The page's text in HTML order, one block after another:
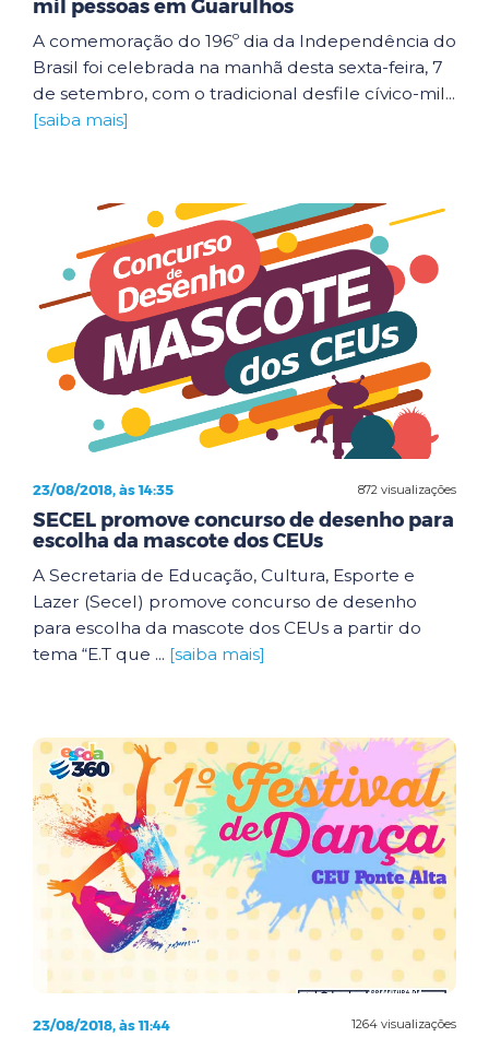
mil pessoas em Guarulhos
A comemoração do 196º dia da Independência do
Brasil foi celebrada na manhã desta sexta-feira, 7
de setembro, com o tradicional desfile cívico-mil...
[saiba mais]
872 visualizações
23/08/2018, às 14:35
SECEL promove concurso de desenho para
escolha da mascote dos CEUs
A Secretaria de Educação, Cultura, Esporte e
Lazer (Secel) promove concurso de desenho
para escolha da mascote dos CEUs a partir do
tema “E.T que ... [saiba mais]
1264 visualizações
23/08/2018, às 11:44